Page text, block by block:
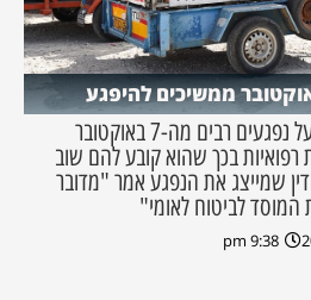
המוסד לביטוח לאומי כופה על נפגעים רבים מה-7 באוקטובר
רפואיות בכך שהוא קובע להם שוב
שמייצג את הנפגע אמר "מדובר
לביטוח לאומי"
9:38 pm